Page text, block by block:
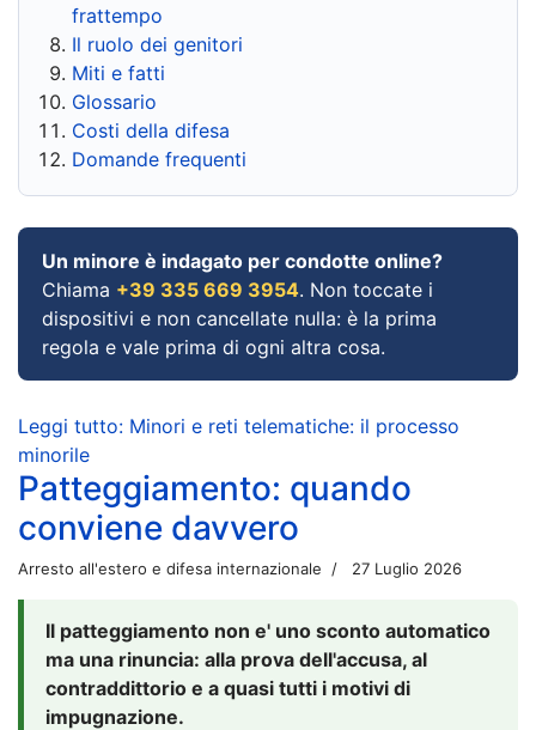
frattempo
Il ruolo dei genitori
Miti e fatti
Glossario
Costi della difesa
Domande frequenti
Un minore è indagato per condotte online?
Chiama +39 335 669 3954. Non toccate i
dispositivi e non cancellate nulla: è la prima
regola e vale prima di ogni altra cosa.
Leggi tutto: Minori e reti telematiche: il processo
minorile
Patteggiamento: quando
conviene davvero
Arresto all'estero e difesa internazionale 27 Luglio 2026
Il patteggiamento non e' uno sconto automatico
ma una rinuncia: alla prova dell'accusa, al
contraddittorio e a quasi tutti i motivi di
impugnazione.